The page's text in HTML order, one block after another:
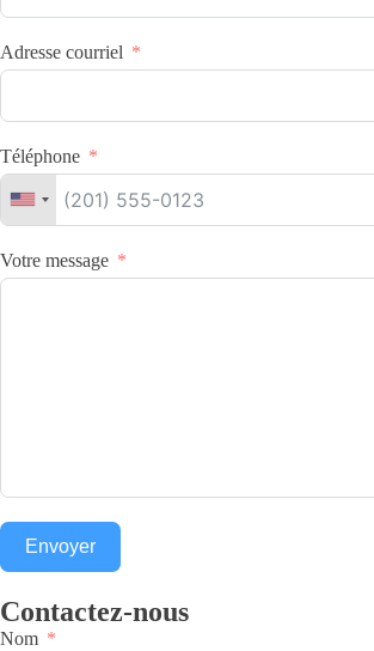
Adresse courriel
Téléphone
Votre message
Envoyer
Contactez-nous
Nom